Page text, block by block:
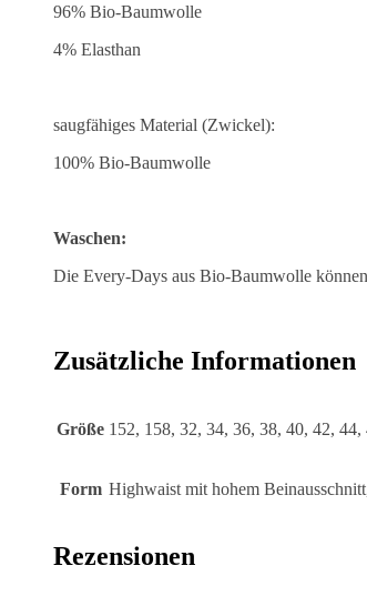
96% Bio-Baumwolle
4% Elasthan
saugfähiges Material (Zwickel):
100% Bio-Baumwolle
Waschen:
Die Every-Days aus Bio-Baumwolle
Zusätzliche Informationen
Größe 152, 158, 32, 34, 36, 38, 40, 42,
Form Highwaist mit hohem
Rezensionen